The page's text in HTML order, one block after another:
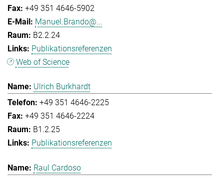
+49 351 4646-5902
Manuel.Brando@...
B2.2.24
Publikationsreferenzen
Web of Science
Ulrich Burkhardt
+49 351 4646-2225
+49 351 4646-2224
B1.2.25
Publikationsreferenzen
Raul Cardoso